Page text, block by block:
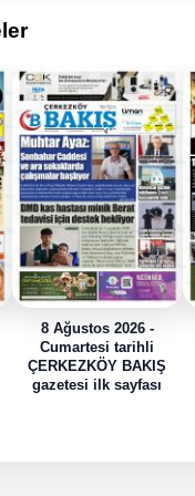
8 Ağustos 2026 -
Cumartesi tarihli
ÇERKEZKÖY BAKIŞ
gazetesi ilk sayfası